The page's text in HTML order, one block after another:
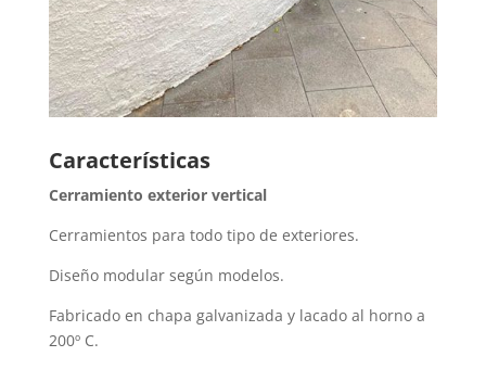
Características
Cerramiento exterior vertical
Cerramientos para todo tipo de exteriores.
Diseño modular según modelos.
Fabricado en chapa galvanizada y lacado al horno a
200º C.